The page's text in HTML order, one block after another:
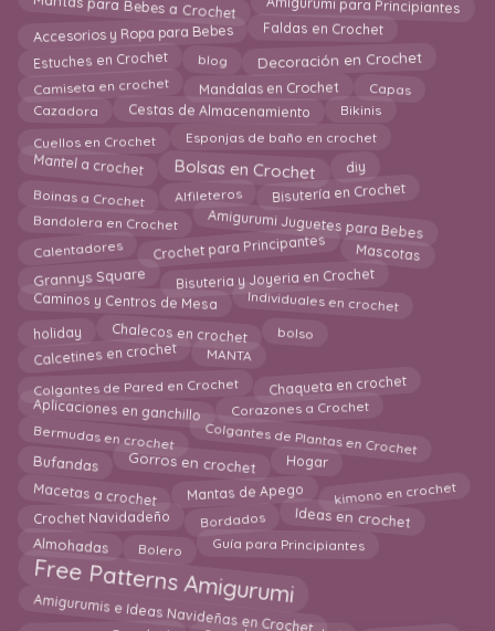
Accesorios y Ropa para Bebes Faldas en Crochet
Estuches en Crochet blog Decoración en Crochet
Camiseta en crochet Mandalas en Crochet Capas
Cazadora Cestas de Almacenamiento Bikinis
Cuellos en Crochet Esponjas de baño en crochet
Mantel a crochet Bolsas en Crochet diy
Boinas a Crochet Alfileteros Bisutería en Crochet
Bandolera en Crochet Amigurumi Juguetes para Bebes
Calentadores Crochet para Principantes Mascotas
Grannys Square Bisuteria y Joyeria en Crochet
Caminos y Centros de Mesa Individuales en crochet
holiday Chalecos en crochet bolso
Calcetines en crochet MANTA
Colgantes de Pared en Crochet Chaqueta en crochet
Aplicaciones en ganchillo Corazones a Crochet
Bermudas en crochet Colgantes de Plantas en Crochet
Bufandas Gorros en crochet Hogar
Macetas a crochet Mantas de Apego kimono en crochet
Crochet Navidadeño Bordados Ideas en crochet
Almohadas Bolero Guía para Principiantes
Free Patterns Amigurumi
Amigurumis e Ideas Navideñas en Crochet